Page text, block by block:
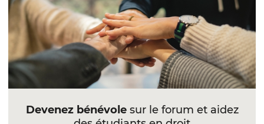
Devenez bénévolesur le forum et aidez